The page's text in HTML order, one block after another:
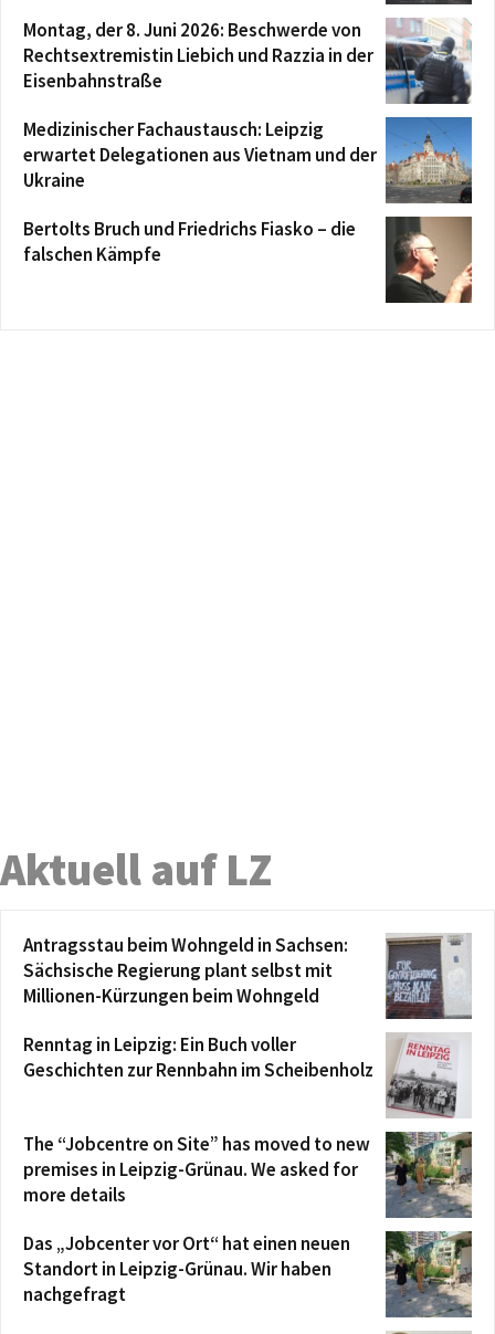
Montag, der 8. Juni 2026: Beschwerde von
Rechtsextremistin Liebich und Razzia in der
Eisenbahnstraße
Medizinischer Fachaustausch: Leipzig
erwartet Delegationen aus Vietnam und der
Ukraine
Bertolts Bruch und Friedrichs Fiasko – die
falschen Kämpfe
Aktuell auf LZ
Antragsstau beim Wohngeld in Sachsen:
Sächsische Regierung plant selbst mit
Millionen-Kürzungen beim Wohngeld
Renntag in Leipzig: Ein Buch voller
Geschichten zur Rennbahn im Scheibenholz
The “Jobcentre on Site” has moved to new
premises in Leipzig-Grünau. We asked for
more details
Das „Jobcenter vor Ort“ hat einen neuen
Standort in Leipzig-Grünau. Wir haben
nachgefragt